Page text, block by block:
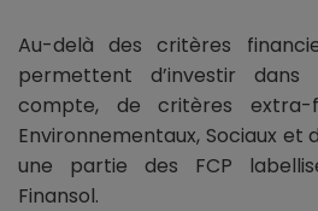
Au-delà des critères
permettent d’investir
compte, de critères extra-
Environnementaux, Sociaux et
une partie des FCP
Finansol.